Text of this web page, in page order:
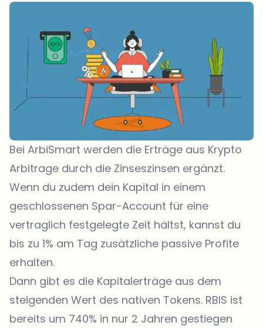
Bei ArbiSmart werden die Erträge aus Krypto
Arbitrage durch die Zinseszinsen ergänzt.
Wenn du zudem dein Kapital in einem
geschlossenen Spar-Account für eine
vertraglich festgelegte Zeit hältst, kannst du
bis zu 1% am Tag zusätzliche passive Profite
erhalten.
Dann gibt es die Kapitalerträge aus dem
steigenden Wert des nativen Tokens. RBIS ist
bereits um 740% in nur 2 Jahren gestiegen